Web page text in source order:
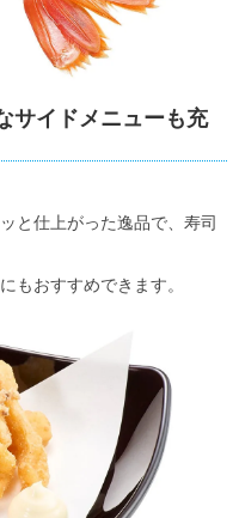
サイドメニューも充
と仕上がった逸品で、寿司
もおすすめできます。